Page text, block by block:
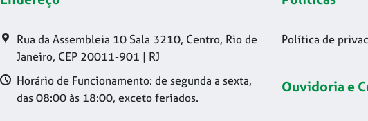
Rua da Assembleia 10 Sala 3210, Centro, Rio de
Janeiro, CEP 20011-901 | RJ
Horário de Funcionamento: de segunda a sexta,
das 08:00 às 18:00, exceto feriados.
Política de
Ouvidoria e